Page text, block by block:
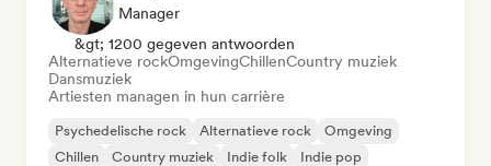
Manager
&gt; 1200 gegeven antwoorden
Alternatieve rockOmgevingChillenCountry muziek
Dansmuziek
Artiesten managen in hun carrière
Psychedelische rock Alternatieve rock
Omgeving
Chillen
Country muziek Indie folk
Indie pop